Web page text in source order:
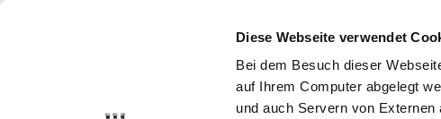
Diese Webseite verwendet
Bei dem Besuch dieser
auf Ihrem Computer abgelegt
und auch Servern von